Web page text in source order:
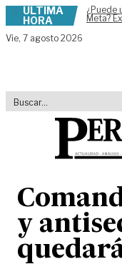
Skip to content
ÚLTIMA
HORA
¿Puede
Meta?
Vie, 7 agosto 2026
y